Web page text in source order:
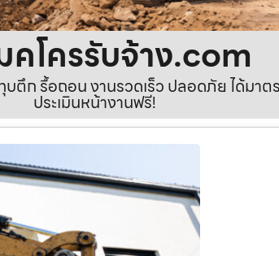
คโครรับจ้าง.com
ตึก รื้อถอน งานรวดเร็ว ปลอดภัย ได้มาต
ประเมินหน้างานฟรี!